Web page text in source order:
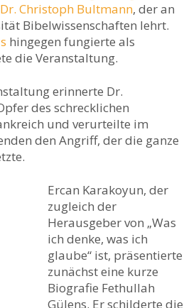
Christoph Bultmann, der an
Bibelwissenschaften lehrt.
hingegen fungierte als
die Veranstaltung.
erinnerte Dr.
des schrecklichen
und verurteilte im
den Angriff, der die ganze
Ercan Karakoyun, der
zugleich der
Herausgeber von „Was
ich denke, was ich
glaube“ ist, präsentierte
zunächst eine kurze
Biografie Fethullah
Gülens. Er schilderte die